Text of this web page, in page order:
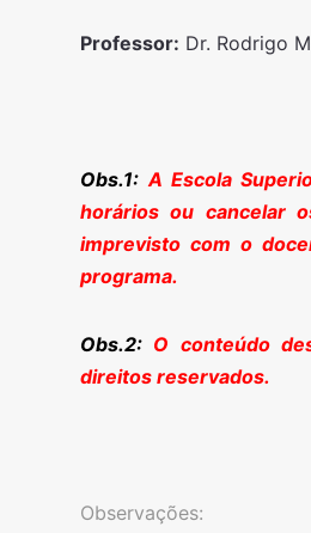
Professor: Dr. Rodrigo
Obs.1:A Escola
horários ou cancelar
imprevisto com o
programa.
Obs.2: O conteúdo
direitos reservados.
Observações: